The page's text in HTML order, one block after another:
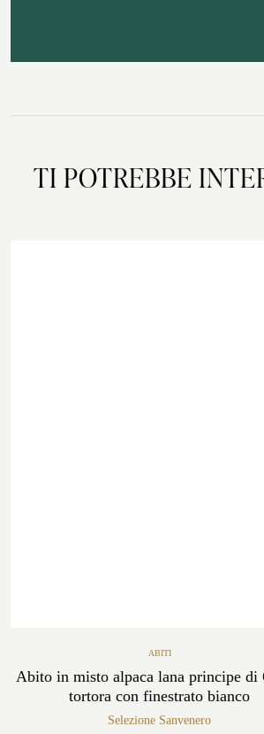
TI POTREBBE
ABITI
Abito in misto alpaca lana principe di
tortora con finestrato bianco
Selezione Sanvenero